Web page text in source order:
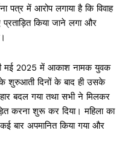
पत्र में आरोप लगाया है कि विवाह
किया जाने लगा और
मई 2025 में आकाश नामक युवक
के शुरुआती दिनों के बाद ही उसके
बदल गया तथा सभी ने मिलकर
करना शुरू कर दिया। महिला का
बार अपमानित किया गया और